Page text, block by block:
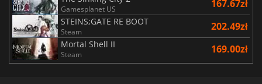
Gamesplanet US 167.67zł
STEINS;GATE RE BOOT
Steam 202.49zł
Mortal Shell II
Steam 169.00zł